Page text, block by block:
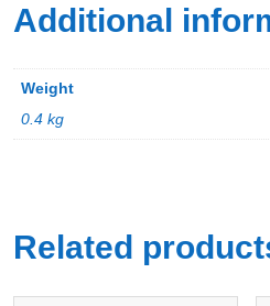
Additional
Weight
0.4 kg
Related